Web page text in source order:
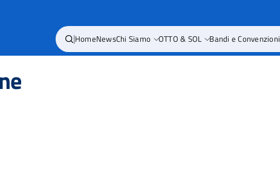
|HomeNewsChi Siamo OTTO & SOL Bandi e Convenzioni